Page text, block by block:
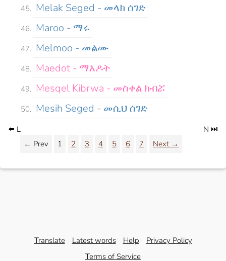
Melak Seged - መላክ ሰገድ
Maroo - ማሩ
Melmoo - መልሙ
Maedot - ማእዶት
Mesqel Kibrwa - መስቀል ክብሯ
Mesih Seged - መሲህ ሰገድ
N ⏭️
⬅️ L
← Prev
1 2 3 4 5 6 7 Next →
Translate Latest words Help
Privacy Policy
Terms of Service